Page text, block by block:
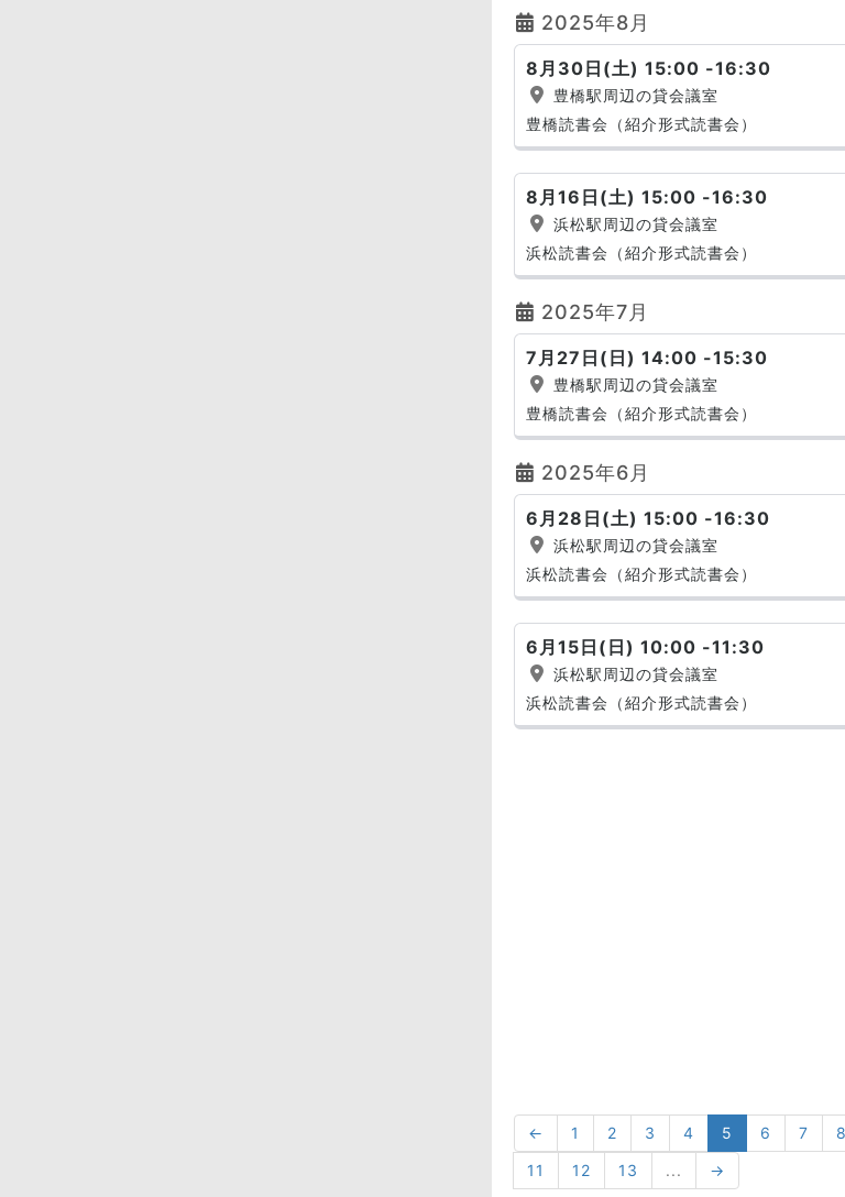
2025年8月
8月30日(土) 15:00 -16:30
豊橋駅周辺の貸会議室
豊橋読書会（紹介形式読書会）
8月16日(土) 15:00 -16:30
浜松駅周辺の貸会議室
浜松読書会（紹介形式読書会）
2025年7月
7月27日(日) 14:00 -15:30
豊橋駅周辺の貸会議室
豊橋読書会（紹介形式読書会）
2025年6月
6月28日(土) 15:00 -16:30
浜松駅周辺の貸会議室
浜松読書会（紹介形式読書会）
6月15日(日) 10:00 -11:30
浜松駅周辺の貸会議室
浜松読書会（紹介形式読書会）
← 1 2 3 4 5 6 7 8
11
12 13 ... →